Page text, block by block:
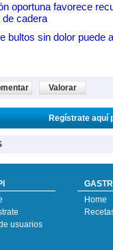
oportuna favorece
de cadera
bultos sin dolor puede
Valorar
Regístrate aquí
usuarios
Home